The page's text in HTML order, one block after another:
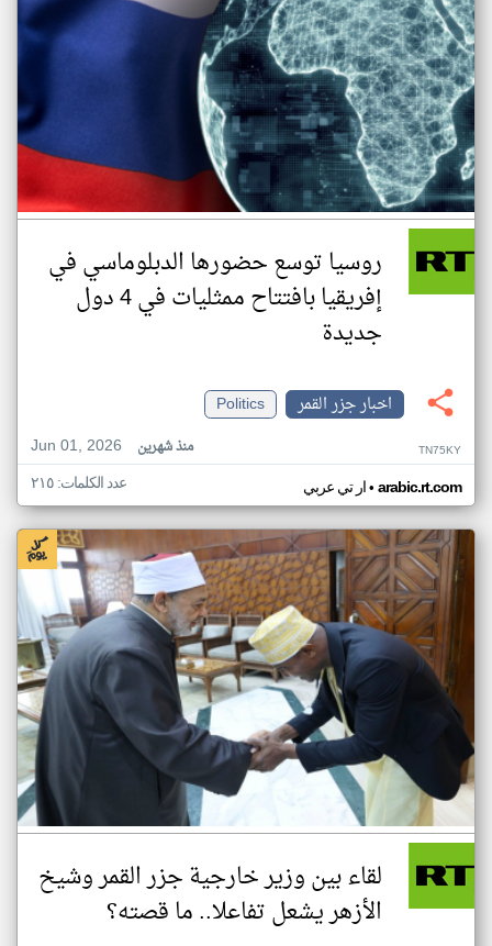
روسيا توسع حضورها الدبلوماسي في
إفريقيا بافتتاح ممثليات في 4 دول
جديدة
اخبار جزر القمر
Politics
Jun 01, 2026
منذ شهرين TN75KY
ار تي عربي• arabic.rt.com عدد الكلمات: ٢١٥
لقاء بين وزير خارجية جزر القمر وشيخ
الأزهر يشعل تفاعلا.. ما قصته؟